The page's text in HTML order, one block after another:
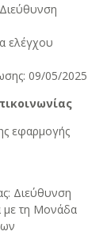
ελέγχου
09/05/2025
εφαρμογής
Διεύθυνση
με τη Μονάδα